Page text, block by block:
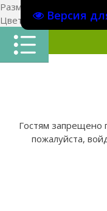
Версия
Размер шрифта:
Цвет сайтаЦ Ц Ц Х
Гостям запрещено
пожалуйста,